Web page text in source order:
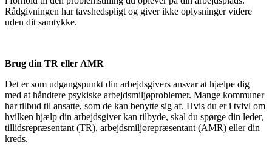
Rådgivningen har tavshedspligt og giver ikke oplysninger videre
uden dit samtykke.
Brug din TR eller AMR
Det er som udgangspunkt din arbejdsgivers ansvar at hjælpe dig
med at håndtere psykiske arbejdsmiljøproblemer. Mange kommuner
har tilbud til ansatte, som de kan benytte sig af. Hvis du er i tvivl om
hvilken hjælp din arbejdsgiver kan tilbyde, skal du spørge din leder,
tillidsrepræsentant (TR), arbejdsmiljørepræsentant (AMR) eller din
kreds.